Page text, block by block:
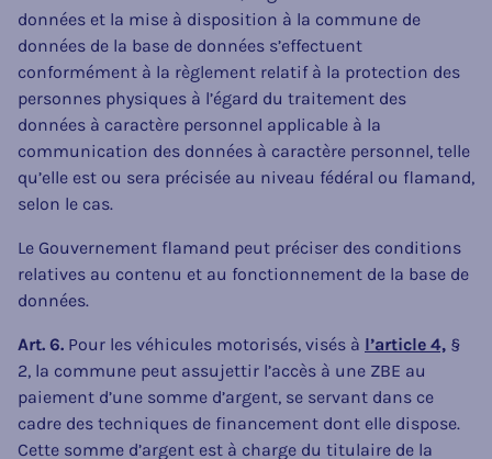
données et la mise à disposition à la commune de
données de la base de données s’effectuent
conformément à la règlement relatif à la protection des
personnes physiques à l’égard du traitement des
données à caractère personnel applicable à la
communication des données à caractère personnel, telle
qu’elle est ou sera précisée au niveau fédéral ou flamand,
selon le cas.
Le Gouvernement flamand peut préciser des conditions
relatives au contenu et au fonctionnement de la base de
données.
Art. 6. Pour les véhicules motorisés, visés à l’article 4, §
2, la commune peut assujettir l’accès à une ZBE au
paiement d’une somme d’argent, se servant dans ce
cadre des techniques de financement dont elle dispose.
Cette somme d’argent est à charge du titulaire de la